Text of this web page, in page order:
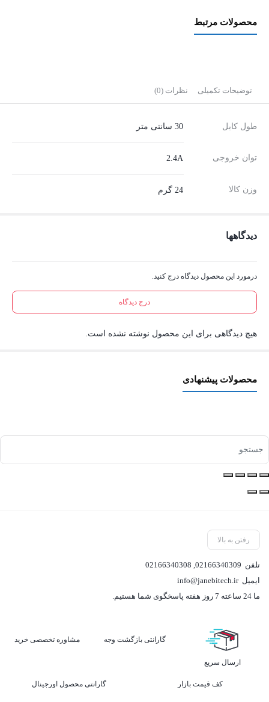
PM-
عدد
محصولات مرتبط
توضیحات تکمیلی نظرات (0)
طول کابل 30 سانتی متر
توان خروجی 2.4A
وزن کالا 24 گرم
دیدگاهها
درمورد این محصول دیدگاه درج کنید.
درج دیدگاه
هیچ دیدگاهی برای این محصول نوشته نشده است.
محصولات پیشنهادی
رفتن به بالا
تلفن 02166340309
,
02166340308
ایمیلinfo@janebitech.ir
ما 24 ساعته 7 روز هفته پاسخگوی شما هستیم.
ارسال سریع
گارانتی بازگشت وجه مشاوره تخصصی خرید
کف قیمت بازار گارانتی محصول اورجینال